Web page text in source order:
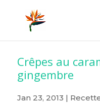
Crêpes au
gingembre
Jan 23, 2013 |